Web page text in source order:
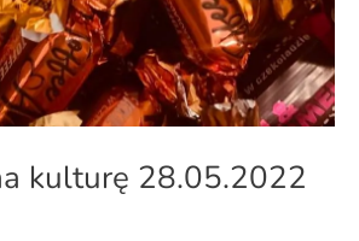
kulturę 28.05.2022